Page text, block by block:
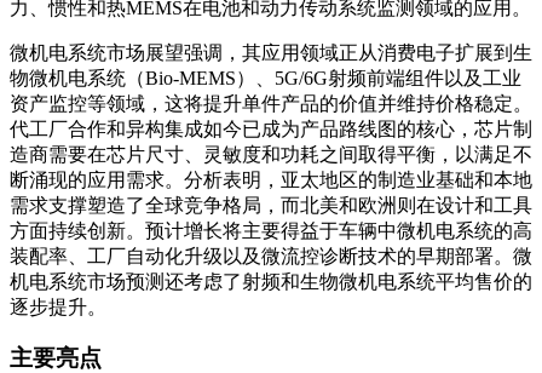
力、惯性和热MEMS在电池和动力传动系统监测领域的应用。
微机电系统市场展望强调，其应用领域正从消费电子扩展到生
物微机电系统（Bio-MEMS）、5G/6G射频前端组件以及工业
资产监控等领域，这将提升单件产品的价值并维持价格稳定。
代工厂合作和异构集成如今已成为产品路线图的核心，芯片制
造商需要在芯片尺寸、灵敏度和功耗之间取得平衡，以满足不
断涌现的应用需求。分析表明，亚太地区的制造业基础和本地
需求支撑塑造了全球竞争格局，而北美和欧洲则在设计和工具
方面持续创新。预计增长将主要得益于车辆中微机电系统的高
装配率、工厂自动化升级以及微流控诊断技术的早期部署。微
机电系统市场预测还考虑了射频和生物微机电系统平均售价的
逐步提升。
主要亮点